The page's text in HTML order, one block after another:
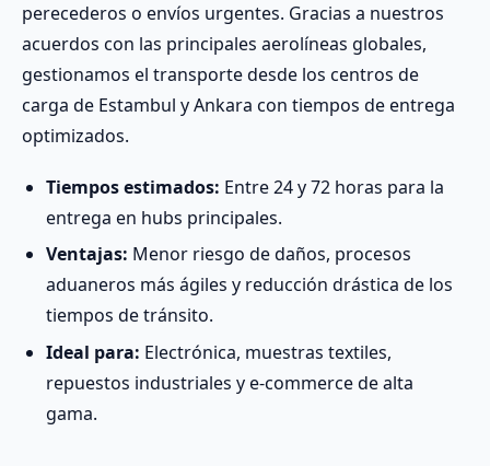
perecederos o envíos urgentes. Gracias a nuestros
acuerdos con las principales aerolíneas globales,
gestionamos el transporte desde los centros de
carga de Estambul y Ankara con tiempos de entrega
optimizados.
Tiempos estimados: Entre 24 y 72 horas para la
entrega en hubs principales.
Ventajas: Menor riesgo de daños, procesos
aduaneros más ágiles y reducción drástica de los
tiempos de tránsito.
Ideal para: Electrónica, muestras textiles,
repuestos industriales y e-commerce de alta
gama.